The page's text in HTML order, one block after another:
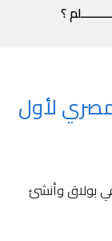
؟
لأول
المصري لأول مرة عام 1858م في بولاق وأنشئ